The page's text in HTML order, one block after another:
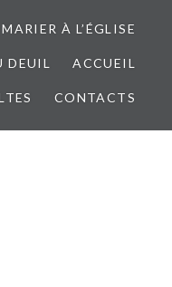
À L’ÉGLISE
DEUIL ACCUEIL
CONTACTS